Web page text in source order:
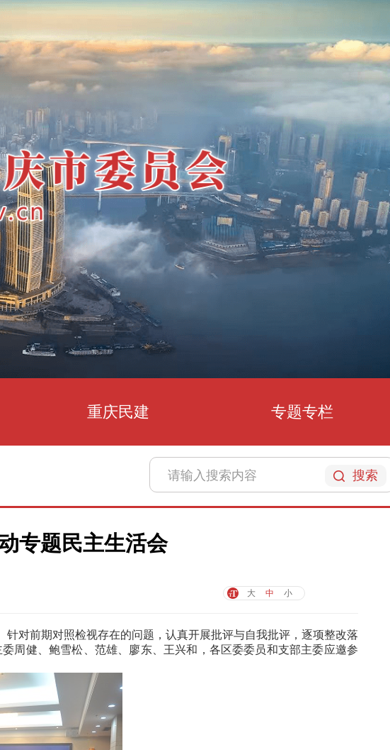
重庆民建 专题专栏
搜索
专题民主生活会
大 中 小
对前期对照检视存在的问题，认真开展批评与自我批评，逐项整改落
周健、鲍雪松、范雄、廖东、王兴和，各区委委员和支部主委应邀参